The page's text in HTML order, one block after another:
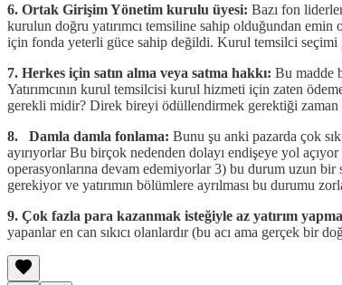
6. Ortak Girişim Yönetim kurulu üyesi: Bazı fon
kurulun doğru yatırımcı temsiline sahip olduğundan
için fonda yeterli güce sahip değildi. Kurul temsilci seçimi
7. Herkes için satın alma veya satma hakkı: Bu madde
Yatırımcının kurul temsilcisi kurul hizmeti için zaten
gerekli midir? Direk bireyi ödüllendirmek gerektiği
8. Damla damla fonlama: Bunu şu anki pazarda çok
ayırıyorlar Bu birçok nedenden dolayı endişeye yol açıyor
operasyonlarına devam edemiyorlar 3) bu durum uzun bir
gerekiyor ve yatırımın bölümlere ayrılması bu durumu
9. Çok fazla para kazanmak isteğiyle az yatırım
yapanlar en can sıkıcı olanlardır (bu acı ama gerçek bir